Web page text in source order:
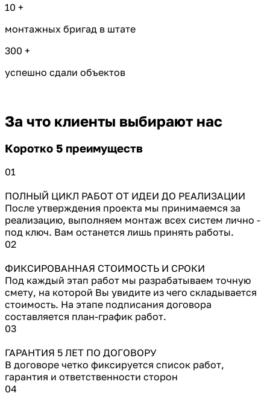
10 +
монтажных бригад в штате
300 +
успешно сдали объектов
За что клиенты выбирают нас
Коротко 5 преимуществ
01
ПОЛНЫЙ ЦИКЛ РАБОТ ОТ ИДЕИ ДО РЕАЛИЗАЦИИ
После утверждения проекта мы принимаемся за
реализацию, выполняем монтаж всех систем лично -
под ключ. Вам останется лишь принять работы.
02
ФИКСИРОВАННАЯ СТОИМОСТЬ И СРОКИ
Под каждый этап работ мы разрабатываем точную
смету, на которой Вы увидите из чего складывается
стоимость. На этапе подписания договора
составляется план-график работ.
03
ГАРАНТИЯ 5 ЛЕТ ПО ДОГОВОРУ
В договоре четко фиксируется список работ,
гарантия и ответственности сторон
04